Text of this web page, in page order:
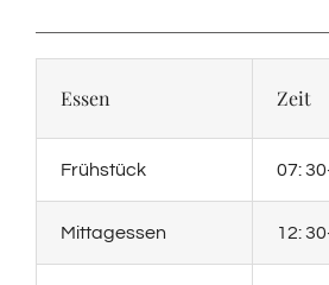
Essen Zeit
Frühstück 07:
Mittagessen 12: